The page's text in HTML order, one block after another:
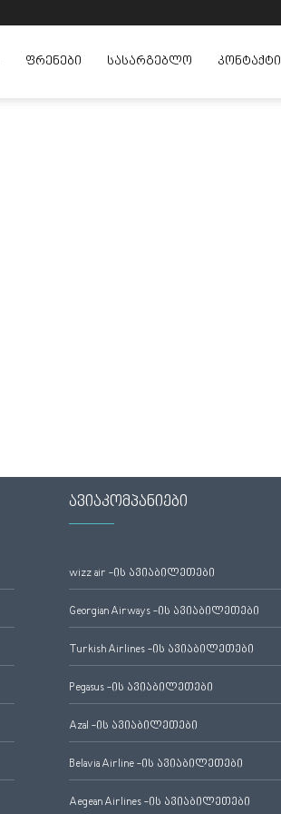
ᲤᲠᲔᲜᲔᲑᲘ ᲡᲐᲡᲐᲠᲒᲔᲑᲚᲝ ᲙᲝᲜᲢᲐᲥᲢᲘ
ავიაკომპანიები
wizz air -ის ავიაბილეთები
Georgian Airways -ის ავიაბილეთები
Turkish Airlines -ის ავიაბილეთები
Pegasus -ის ავიაბილეთები
Azal -ის ავიაბილეთები
Belavia Airline -ის ავიაბილეთები
Aegean Airlines -ის ავიაბილეთები